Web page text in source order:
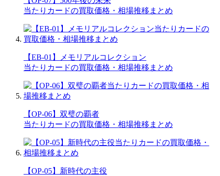
当たりカードの買取価格・相場推移まとめ
【EB-01】メモリアルコレクション
当たりカードの買取価格・相場推移まとめ
【OP-06】双璧の覇者
当たりカードの買取価格・相場推移まとめ
【OP-05】新時代の主役